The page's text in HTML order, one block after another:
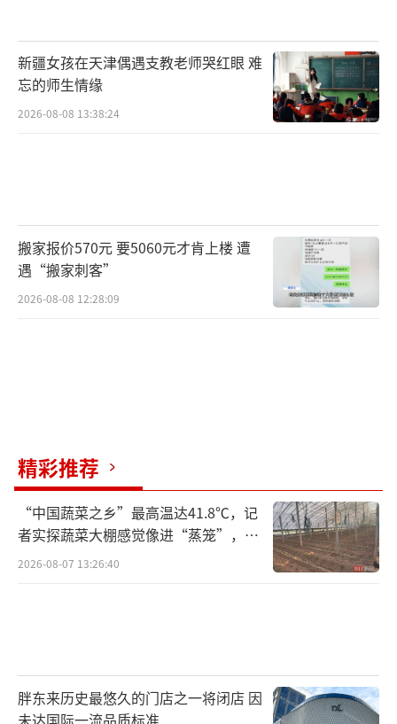
新疆女孩在天津偶遇支教老师哭红眼 难
忘的师生情缘
2026-08-08 13:38:24
搬家报价570元 要5060元才肯上楼 遭
遇“搬家刺客”
2026-08-08 12:28:09
精彩推荐
“中国蔬菜之乡”最高温达41.8℃，记
者实探蔬菜大棚感觉像进“蒸笼”，有
村民称只能凌晨两点起来干活
2026-08-07 13:26:40
胖东来历史最悠久的门店之一将闭店 因
未达国际一流品质标准